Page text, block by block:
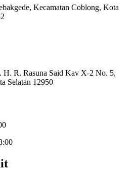
Kecamatan Coblong, Kota
H. R. Rasuna Said Kav X-2 No. 5,
Selatan 12950